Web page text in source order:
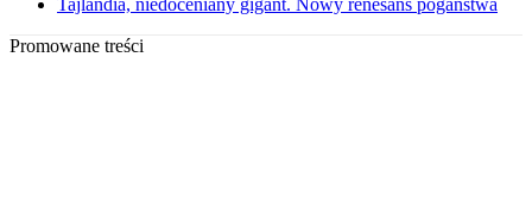
Tajlandia, niedoceniany gigant. Nowy renesans pogaństwa
Promowane treści